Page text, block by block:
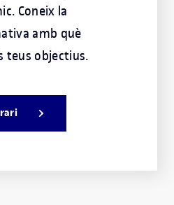
Coneix la
amb què
teus objectius.